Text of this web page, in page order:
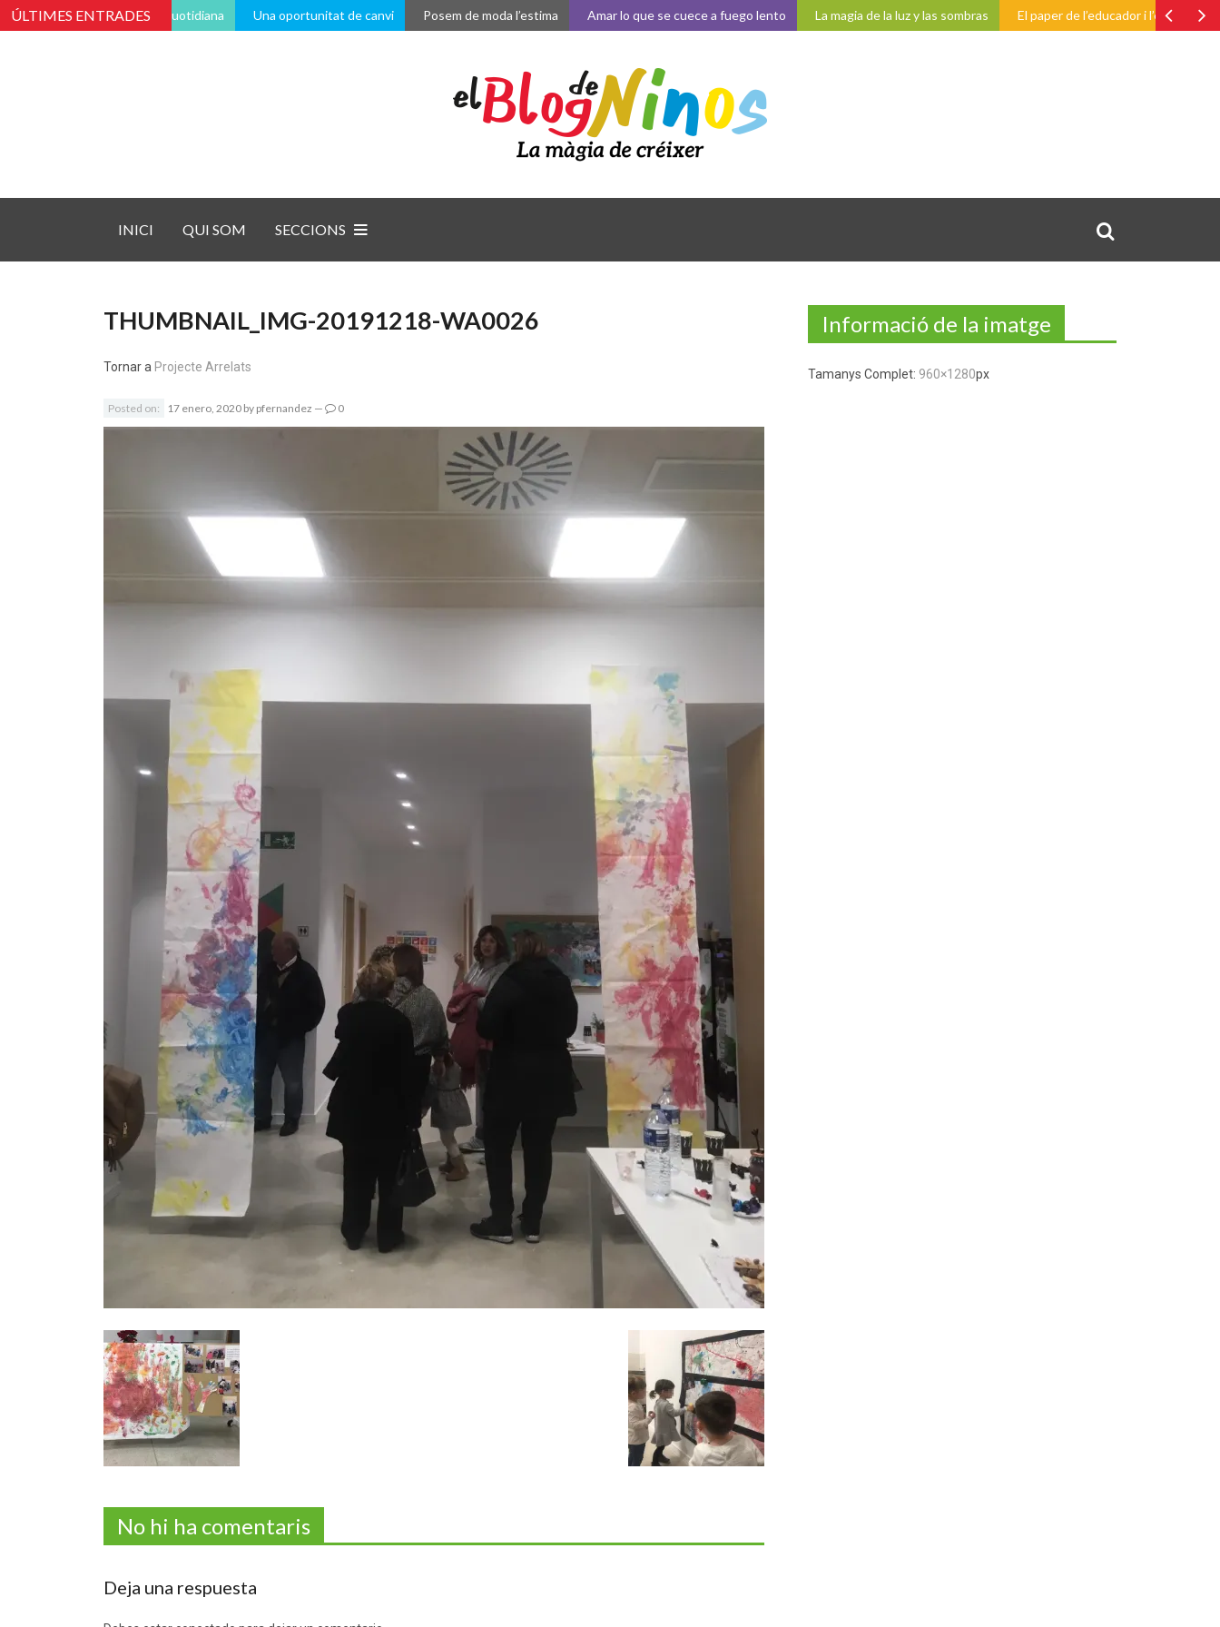
ÚLTIMES ENTRADES
de la vida pràctica i quotidiana Una oportunitat de canvi Posem de moda l’estima Amar lo que se cuece a fuego lento La magia de la luz y las sombras El paper de l’educador i l’educadora a
INICI QUI SOM SECCIONS
THUMBNAIL_IMG-20191218-WA0026
Tornar a Projecte Arrelats
Posted on: 17 enero, 2020 by pfernandez — 0
No hi ha comentaris
Deja una respuesta
Informació de la imatge
Tamanys Complet: 960×1280px